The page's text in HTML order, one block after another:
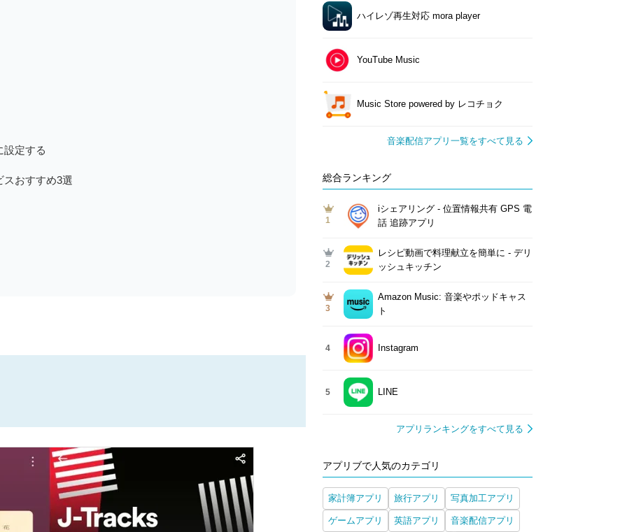
設定する
スおすすめ3選
ハイレゾ再生対応 mora player
YouTube Music
Music Store powered by レコチョク
音楽配信アプリ一覧をすべて見る
総合ランキング
1
iシェアリング - 位置情報共有 GPS 電
話 追跡アプリ
2
レシピ動画で料理献立を簡単‪に - デリ
ッシュキッチン
3
Amazon Music: 音楽やポッドキャス
ト
4 Instagram
5 LINE
アプリランキングをすべて見る
アプリブで人気のカテゴリ
家計簿アプリ 旅行アプリ 写真加工アプリ
ゲームアプリ 英語アプリ 音楽配信アプリ